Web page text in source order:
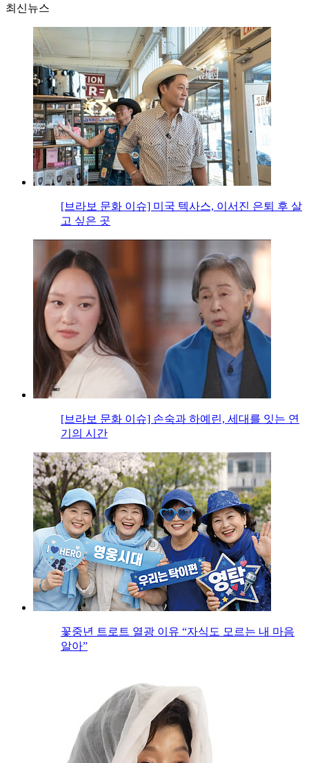
최신뉴스
[브라보 문화 이슈] 미국 텍사스, 이서진 은퇴 후 살
고 싶은 곳
[브라보 문화 이슈] 손숙과 하예린, 세대를 잇는 연
기의 시간
꽃중년 트로트 열광 이유 “자식도 모르는 내 마음
알아”